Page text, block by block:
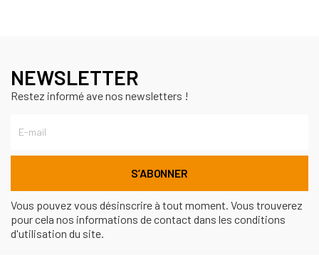
NEWSLETTER
Restez informé ave nos newsletters !
Vous pouvez vous désinscrire à tout moment. Vous trouverez
pour cela nos informations de contact dans les conditions
d'utilisation du site.